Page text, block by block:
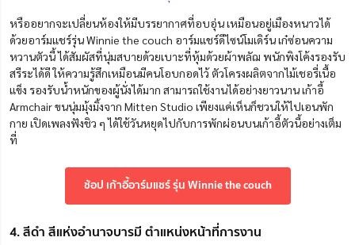
หรืออยากจะเปลี่ยนห้องให้มีบรรยากาศที่อบอุ่น เหมือนอยู่เมืองหนาวได้
ด้วยอาร์มแชร์รุ่น Winnie the couch อาร์มแชร์ดีไซน์โมเดิร์น เก๋ซ่อนความ
หวานตัวนี้ ได้สัมผัสที่นุ่มสบายด้วยเบาะที่หุ้มด้วยผ้าพลัฌ พนักพิงโค้งรองรับ
สรีระได้ดี ให้ความรู้สึกเหมือนมีคนโอบกอดไว้ ตัวโครงผลิตจากไม้เชอรี่เนื้อ
แข็ง รองรับน้ำหนักของผู้นั่งได้มาก สามารถใช้งานได้อย่างยาวนาน เก้าอี้
Armchair ขนนุ่มมุ้งมิ้งจาก Mitten Studio เพียงแค่เห็นก็ชวนให้ไปเอนพัก
กาย เปิดเพลงฟังชิว ๆ ได้ใช้วันหยุดไปกับการพักผ่อนบนเก้าอี้ตัวนี้อย่างเต็ม
ที่
ช้อป เก้าอี้อาร์มแชร์ รุ่น Winnie the couch
4. สีดำ สีแห่งอำนาจบารมี ตำแหน่งหน้าที่การงาน